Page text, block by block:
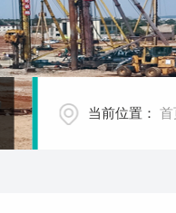
当前位置： 首